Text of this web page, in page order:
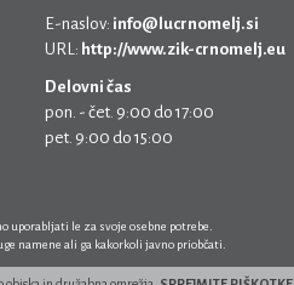
E-naslov: info@lucrnomelj.si
URL: http://www.zik-crnomelj.eu
Delovni čas
pon. - čet. 9:00 do 17:00
pet. 9:00 do 15:00
uporabljati le za svoje osebne potrebe.
namene ali ga kakorkoli javno priobčati.